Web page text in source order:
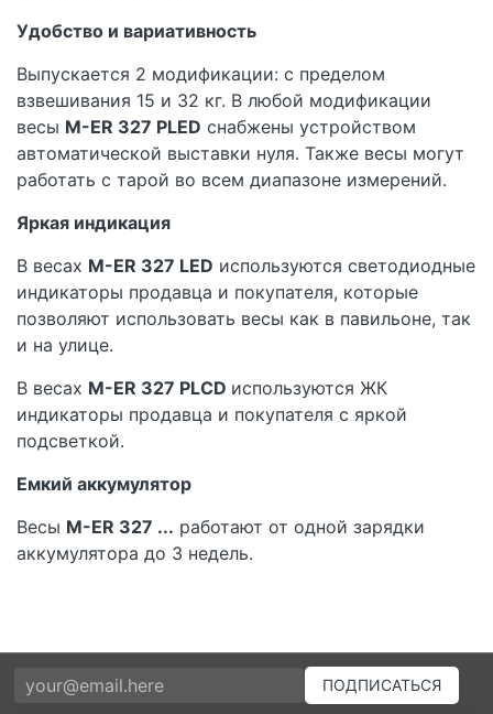
Удобство и вариативность
Выпускается 2 модификации: с пределом
взвешивания 15 и 32 кг. В любой модификации
весы M-ER 327 PLED снабжены устройством
автоматической выставки нуля. Также весы могут
работать с тарой во всем диапазоне измерений.
Яркая индикация
В весах M-ER 327 LED используются светодиодные
индикаторы продавца и покупателя, которые
позволяют использовать весы как в павильоне, так
и на улице.
В весах M-ER 327 PLCD используются ЖК
индикаторы продавца и покупателя с яркой
подсветкой.
Емкий аккумулятор
Весы M-ER 327 ... работают от одной зарядки
аккумулятора до 3 недель.